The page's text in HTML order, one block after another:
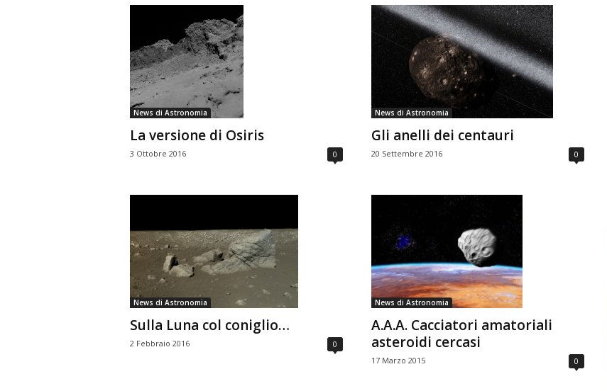
News di Astronomia
La versione di Osiris
3 Ottobre 2016 0
News di Astronomia
Gli anelli dei centauri
20 Settembre 2016 0
News di Astronomia
Sulla Luna col coniglio…
2 Febbraio 2016 0
News di Astronomia
A.A.A. Cacciatori amatoriali
asteroidi cercasi
17 Marzo 2015 0